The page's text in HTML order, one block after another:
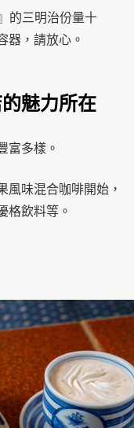
的三明治份量十
器，請放心。
魅力所在
富多樣。
風味混合咖啡開始，
格飲料等。